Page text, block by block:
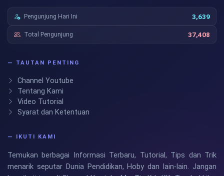
Pengunjung Hari Ini 3,639
Total Pengunjung 37,408
— TAUTAN PENTING
Channel Youtube
Tentang Kami
Video Tutorial
Syarat dan Ketentuan
— IKUTI KAMI
Temukan berbagai Informasi Terbaru, Tutorial, Tips dan Trik
menarik seputar Dunia Pendidikan, Hoby dan lain-lain. Jangan